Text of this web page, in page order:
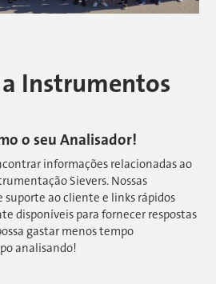
Instrumentos
o seu Analisador!
informações relacionadas ao
Sievers. Nossas
ao cliente e links rápidos
disponíveis para fornecer respostas
gastar menos tempo
analisando!